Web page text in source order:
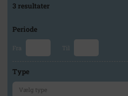
3 resultater
Periode
Fra Til
Type